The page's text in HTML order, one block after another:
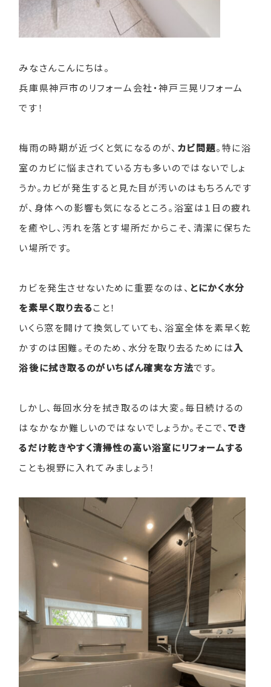
みなさんこんにちは。
兵庫県神戸市のリフォーム会社・神戸三晃リフォーム
です！
梅雨の時期が近づくと気になるのが、 カビ問題。特に浴
室のカビに悩まされている方も多いのではないでしょ
うか。カビが発生すると見た目が汚いのはもちろんです
が、身体への影響も気になるところ。浴室は１日の疲れ
を癒やし、汚れを落とす場所だからこそ、清潔に保ちた
い場所です。
カビを発生させないために重要なのは、 とにかく水分
を素早く取り去ること！
いくら窓を開けて換気していても、浴室全体を素早く乾
かすのは困難。そのため、水分を取り去るためには入
浴後に拭き取るのがいちばん確実な方法です。
しかし、毎回水分を拭き取るのは大変。毎日続けるの
はなかなか難しいのではないでしょうか。そこで、でき
るだけ乾きやすく清掃性の高い浴室にリフォームする
ことも視野に入れてみましょう！